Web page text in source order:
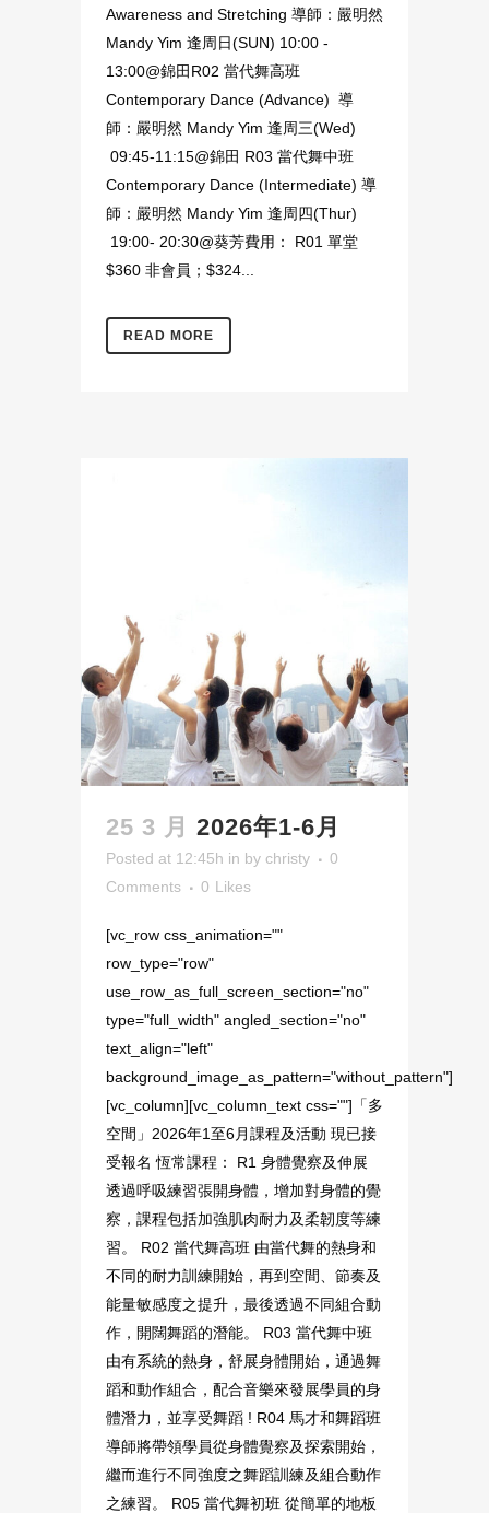
Awareness and Stretching 導師：嚴明然
Mandy Yim 逢周日(SUN) 10:00 -
13:00@錦田R02 當代舞高班
Contemporary Dance (Advance) 導
師：嚴明然 Mandy Yim 逢周三(Wed)
09:45-11:15@錦田 R03 當代舞中班
Contemporary Dance (Intermediate) 導
師：嚴明然 Mandy Yim 逢周四(Thur)
19:00- 20:30@葵芳費用： R01 單堂
$360 非會員；$324...
READ MORE
25 3 月 2026年1-6月
Posted at 12:45h in by christy
0
Comments
0 Likes
[vc_row css_animation=""
row_type="row"
use_row_as_full_screen_section="no"
type="full_width" angled_section="no"
text_align="left"
background_image_as_pattern="without_pattern"]
[vc_column][vc_column_text css=""]「多
空間」2026年1至6月課程及活動 現已接
受報名 恆常課程： R1 身體覺察及伸展
透過呼吸練習張開身體，增加對身體的覺
察，課程包括加強肌肉耐力及柔韌度等練
習。 R02 當代舞高班 由當代舞的熱身和
不同的耐力訓練開始，再到空間、節奏及
能量敏感度之提升，最後透過不同組合動
作，開闊舞蹈的潛能。 R03 當代舞中班
由有系統的熱身，舒展身體開始，通過舞
蹈和動作組合，配合音樂來發展學員的身
體潛力，並享受舞蹈 ! R04 馬才和舞蹈班
導師將帶領學員從身體覺察及探索開始，
繼而進行不同強度之舞蹈訓練及組合動作
之練習。 R05 當代舞初班 從簡單的地板